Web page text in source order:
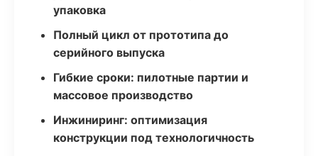
упаковка
Полный цикл от прототипа до
серийного выпуска
Гибкие сроки: пилотные партии и
массовое производство
Инжиниринг: оптимизация
конструкции под технологичность